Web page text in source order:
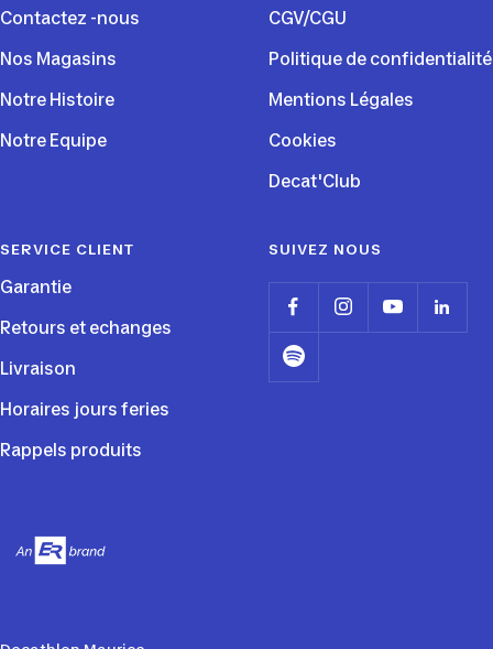
Contactez -nous
Nos Magasins
Notre Histoire
Notre Equipe
CGV/CGU
Politique de confidentialité
Mentions Légales
Cookies
Decat'Club
SERVICE CLIENT
Garantie
Retours et echanges
Livraison
Horaires jours feries
Rappels produits
SUIVEZ NOUS